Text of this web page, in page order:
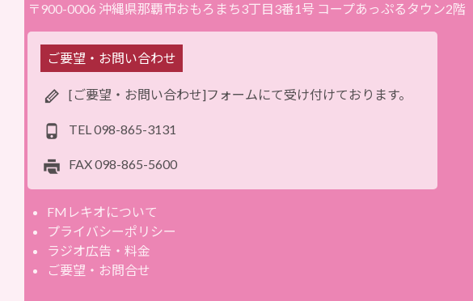
〒900-0006 沖縄県那覇市おもろまち3丁目3番1号 コープあっぷるタウン2階
ご要望・お問い合わせ
[ご要望・お問い合わせ]フォームにて受け付けております。
TEL 098-865-3131
FAX098-865-5600
FMレキオについて
プライバシーポリシー
ラジオ広告・料金
ご要望・お問合せ